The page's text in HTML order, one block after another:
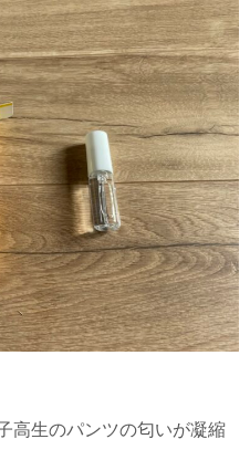
高生のパンツの匂いが凝縮